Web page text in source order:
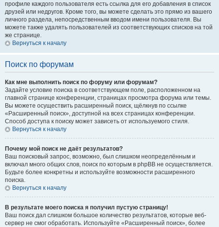
профиле каждого пользователя есть ссылка для его добавления в список
друзей или недругов. Кроме того, вы можете сделать это прямо из вашего
личного раздела, непосредственным вводом имени пользователя. Вы
можете также удалять пользователей из соответствующих списков на той
же странице.
Вернуться к началу
Поиск по форумам
Как мне выполнить поиск по форуму или форумам?
Задайте условие поиска в соответствующем поле, расположенном на
главной странице конференции, страницах просмотра форума или темы.
Вы можете осуществить расширенный поиск, щёлкнув по ссылке
«Расширенный поиск», доступной на всех страницах конференции.
Способ доступа к поиску может зависеть от используемого стиля.
Вернуться к началу
Почему мой поиск не даёт результатов?
Ваш поисковый запрос, возможно, был слишком неопределённым и
включал много общих слов, поиск по которым в phpBB не осуществляется.
Будьте более конкретны и используйте возможности расширенного
поиска.
Вернуться к началу
В результате моего поиска я получил пустую страницу!
Ваш поиск дал слишком большое количество результатов, которые веб-
сервер не смог обработать. Используйте «Расширенный поиск», более